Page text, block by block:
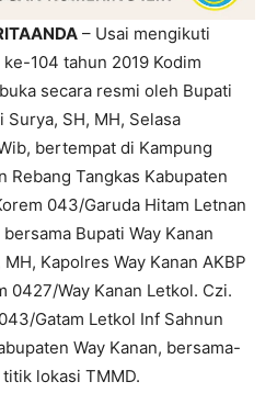
– Usai mengikuti
104 tahun 2019 Kodim
secara resmi oleh Bupati
Surya, SH, MH, Selasa
bertempat di Kampung
Rebang Tangkas Kabupaten
043/Garuda Hitam Letnan
Bupati Way Kanan
Kapolres Way Kanan AKBP
0427/Way Kanan Letkol. Czi.
Gatam Letkol Inf Sahnun
Way Kanan, bersama-
lokasi TMMD.